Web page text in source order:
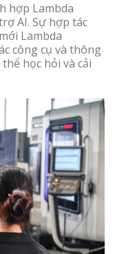
hợp Lambda
AI. Sự hợp tác
Lambda
công cụ và thông
học hỏi và cải